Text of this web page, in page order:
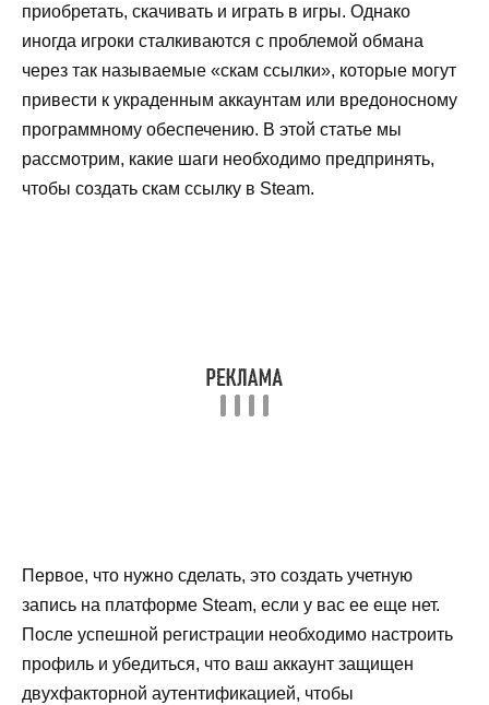
приобретать, скачивать и играть в игры. Однако
иногда игроки сталкиваются с проблемой обмана
через так называемые «скам ссылки», которые могут
привести к украденным аккаунтам или вредоносному
программному обеспечению. В этой статье мы
рассмотрим, какие шаги необходимо предпринять,
чтобы создать скам ссылку в Steam.
Первое, что нужно сделать, это создать учетную
запись на платформе Steam, если у вас ее еще нет.
После успешной регистрации необходимо настроить
профиль и убедиться, что ваш аккаунт защищен
двухфакторной аутентификацией, чтобы